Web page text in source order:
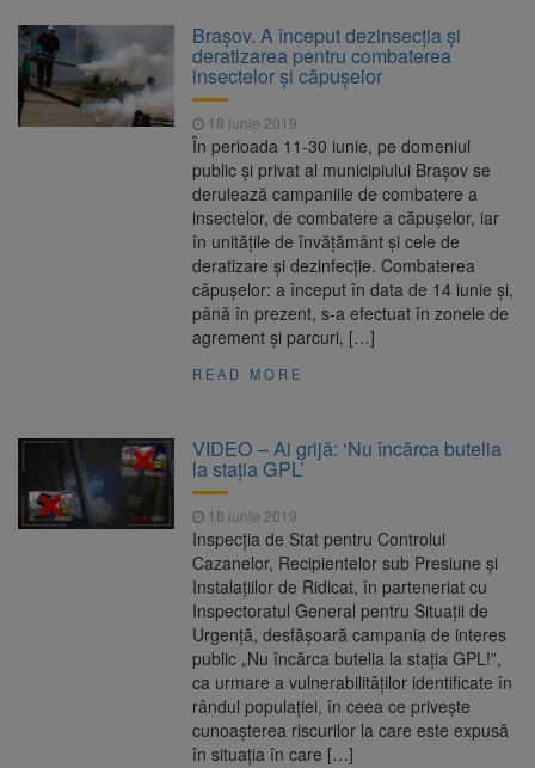
Brașov. A început dezinsecția și
deratizarea pentru combaterea
insectelor și căpușelor
18 iunie 2019
În perioada 11-30 iunie, pe domeniul
public și privat al municipiului Brașov se
derulează campaniile de combatere a
insectelor, de combatere a căpușelor, iar
în unitățile de învățământ și cele de
deratizare și dezinfecție. Combaterea
căpușelor: a început în data de 14 iunie și,
până în prezent, s-a efectuat în zonele de
agrement și parcuri, […]
READ MORE
VIDEO – Ai grijă: ‘Nu încărca butelia
la stația GPL’
18 iunie 2019
Inspecţia de Stat pentru Controlul
Cazanelor, Recipientelor sub Presiune şi
Instalaţiilor de Ridicat, în parteneriat cu
Inspectoratul General pentru Situații de
Urgență, desfășoară campania de interes
public „Nu încărca butelia la stația GPL!”,
ca urmare a vulnerabilităților identificate în
rândul populației, în ceea ce privește
cunoașterea riscurilor la care este expusă
în situaţia în care […]